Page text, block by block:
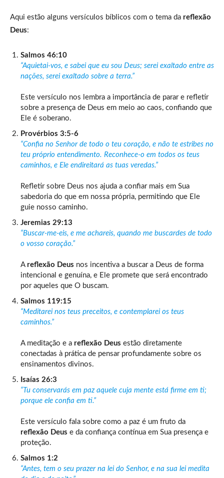
Aqui estão alguns versículos bíblicos com o tema da reflexão
Deus:
Salmos 46:10
“Aquietai-vos, e sabei que eu sou Deus; serei exaltado entre as
nações, serei exaltado sobre a terra.”
Este versículo nos lembra a importância de parar e refletir
sobre a presença de Deus em meio ao caos, confiando que
Ele é soberano.
Provérbios 3:5-6
“Confia no Senhor de todo o teu coração, e não te estribes no
teu próprio entendimento. Reconhece-o em todos os teus
caminhos, e Ele endireitará as tuas veredas.”
Refletir sobre Deus nos ajuda a confiar mais em Sua
sabedoria do que em nossa própria, permitindo que Ele
guie nosso caminho.
Jeremias 29:13
“Buscar-me-eis, e me achareis, quando me buscardes de todo
o vosso coração.”
A reflexão Deus nos incentiva a buscar a Deus de forma
intencional e genuína, e Ele promete que será encontrado
por aqueles que O buscam.
Salmos 119:15
“Meditarei nos teus preceitos, e contemplarei os teus
caminhos.”
A meditação e a reflexão Deus estão diretamente
conectadas à prática de pensar profundamente sobre os
ensinamentos divinos.
Isaías 26:3
“Tu conservarás em paz aquele cuja mente está firme em ti;
porque ele confia em ti.”
Este versículo fala sobre como a paz é um fruto da
reflexão Deus e da confiança contínua em Sua presença e
proteção.
Salmos 1:2
“Antes, tem o seu prazer na lei do Senhor, e na sua lei medita